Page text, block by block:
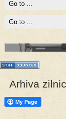
PRESA
Permise pentru
Prima mea
Averea
conturi secrete
Arhiva